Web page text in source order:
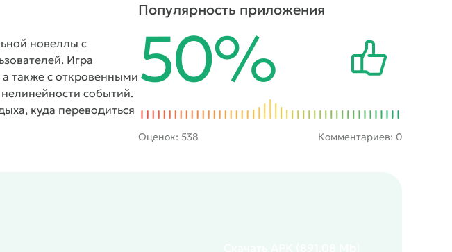
новеллы с
Игра
также с откровенными
событий.
куда переводиться
ухаживания,
лагерь
Популярность приложения
50%
Оценок: 538 Комментариев: 0